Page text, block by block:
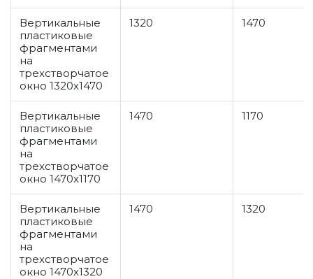
Вертикальные
пластиковые
фрагментами
на
трехстворчатое
окно 1320x1470
1320 1470
Вертикальные
пластиковые
фрагментами
на
трехстворчатое
окно 1470x1170
1470 1170
Вертикальные
пластиковые
фрагментами
на
трехстворчатое
окно 1470x1320
1470 1320